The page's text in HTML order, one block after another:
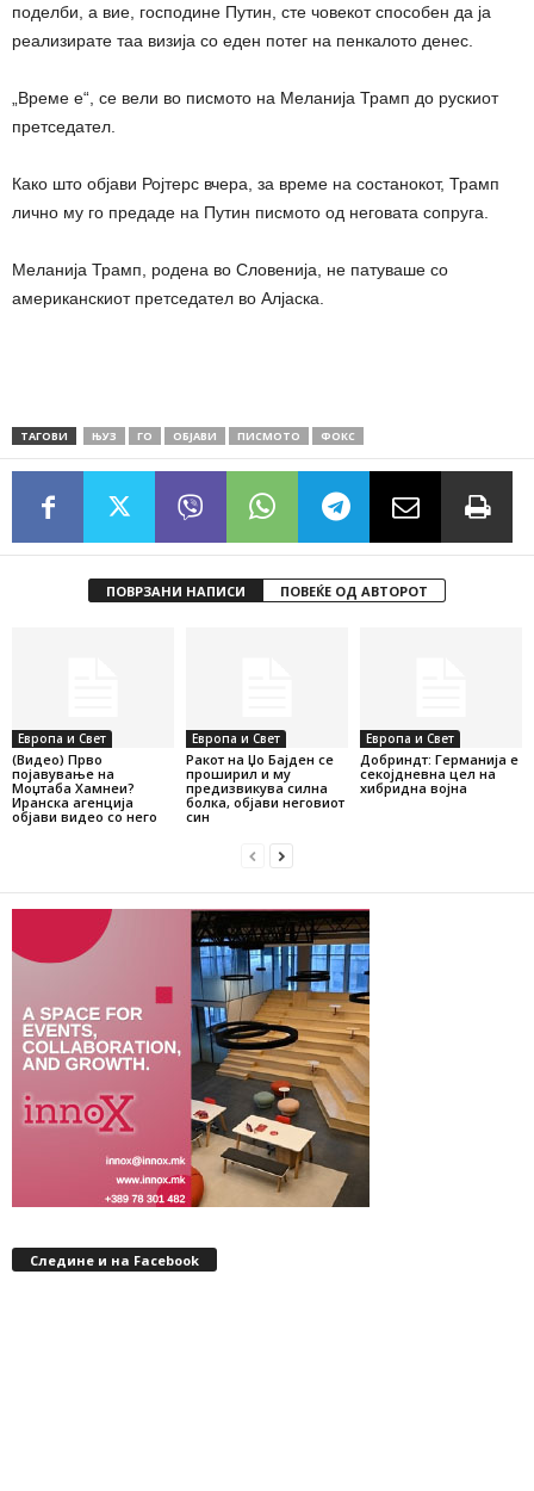
поделби, а вие, господине Путин, сте човекот способен да ја
реализирате таа визија со еден потег на пенкалото денес.
„Време е“, се вели во писмото на Меланија Трамп до рускиот
претседател.
Како што објави Ројтерс вчера, за време на состанокот, Трамп
лично му го предаде на Путин писмото од неговата сопруга.
Меланија Трамп, родена во Словенија, не патуваше со
американскиот претседател во Алјаска.
ТАГОВИ ЊУЗ ГО ОБЈАВИ ПИСМОТО ФОКС
ПОВРЗАНИ НАПИСИ ПОВЕЌЕ ОД АВТОРОТ
Европа и Свет
(Видео) Прво
појавување на
Моџтаба Хамнеи?
Иранска агенција
објави видео со него
Европа и Свет
Ракот на Џо Бајден се
проширил и му
предизвикува силна
болка, објави неговиот
син
Европа и Свет
Добриндт: Германија е
секојдневна цел на
хибридна војна
Следине и на Facebook